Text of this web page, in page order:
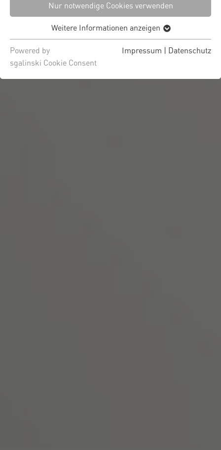
Nur notwendige Cookies verwenden
Weitere Informationen anzeigen
Powered by
sgalinski Cookie Consent
Impressum | Datenschutz